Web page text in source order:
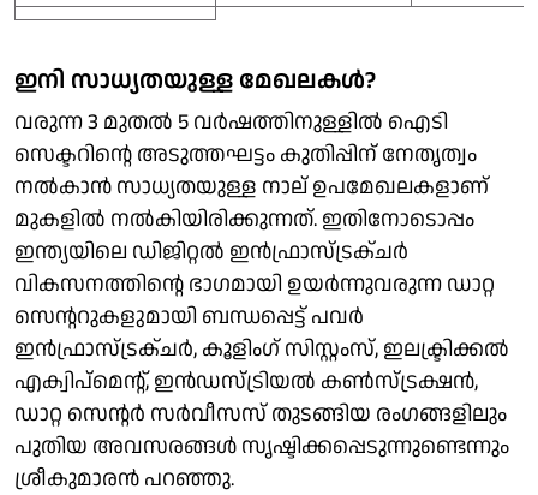
ഇനി സാധ്യതയുള്ള മേഖലകൾ?
വരുന്ന 3 മുതൽ 5 വർഷത്തിനുള്ളിൽ ഐടി
സെക്ടറിന്റെ അടുത്തഘട്ടം കുതിപ്പിന് നേതൃത്വം
നൽകാൻ സാധ്യതയുള്ള നാല് ഉപമേഖലകളാണ്
മുകളിൽ നൽകിയിരിക്കുന്നത്. ഇതിനോടൊപ്പം
ഇന്ത്യയിലെ ഡിജിറ്റൽ ഇൻഫ്രാസ്ട്രക്ചർ
വികസനത്തിന്റെ ഭാഗമായി ഉയർന്നുവരുന്ന ഡാറ്റ
സെന്ററുകളുമായി ബന്ധപ്പെട്ട് പവർ
ഇൻഫ്രാസ്ട്രക്ചർ, കൂളിംഗ് സിസ്റ്റംസ്, ഇലക്ട്രിക്കൽ
എക്വിപ്മെന്റ്, ഇൻഡസ്ട്രിയൽ കൺസ്ട്രക്ഷൻ,
ഡാറ്റ സെന്റർ സർവീസസ് തുടങ്ങിയ രം​ഗങ്ങളിലും
പുതിയ അവസരങ്ങൾ സൃഷ്ടിക്കപ്പെടുന്നുണ്ടെന്നും
ശ്രീകുമാരൻ പറഞ്ഞു.